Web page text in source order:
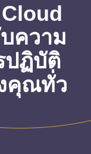
ความ
ปฏิบัติ
คุณทั่ว